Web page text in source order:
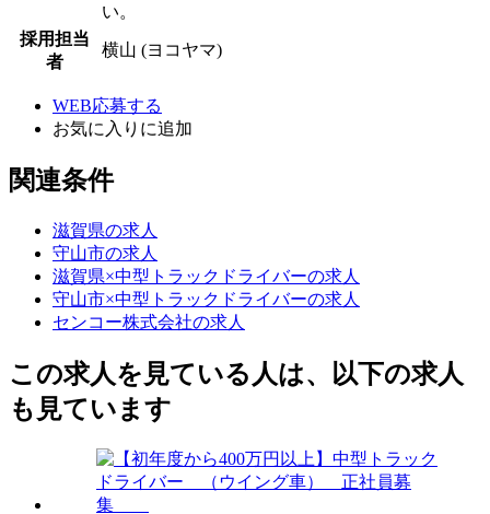
い。
採用担当
者
横山 (ヨコヤマ)
WEB応募する
お気に入り に追加
関連条件
滋賀県の求人
守山市の求人
滋賀県×中型トラックドライバーの求人
守山市×中型トラックドライバーの求人
センコー株式会社の求人
この求人を見ている人は、以下の求人
も見ています